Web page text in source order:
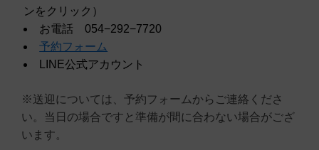
ンをクリック）
お電話 054−292−7720
予約フォーム
LINE公式アカウント
※送迎については、予約フォームからご連絡くださ
い。当日の場合ですと準備が間に合わない場合がござ
います。